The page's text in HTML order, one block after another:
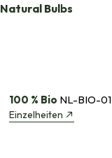
Natural Bulbs
100 % Bio NL-BIO-01
Einzelheiten